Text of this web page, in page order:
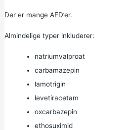
Der er mange AED’er.
Almindelige typer inkluderer:
natriumvalproat
carbamazepin
lamotrigin
levetiracetam
oxcarbazepin
ethosuximid